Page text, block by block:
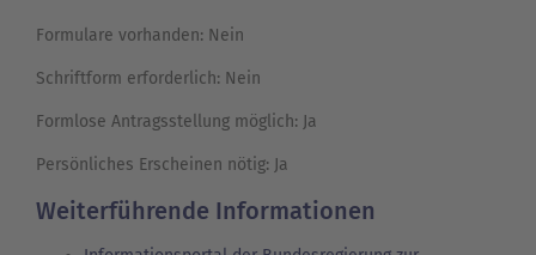
Formulare vorhanden: Nein
Schriftform erforderlich: Nein
Formlose Antragsstellung möglich: Ja
Persönliches Erscheinen nötig: Ja
Weiterführende Informationen